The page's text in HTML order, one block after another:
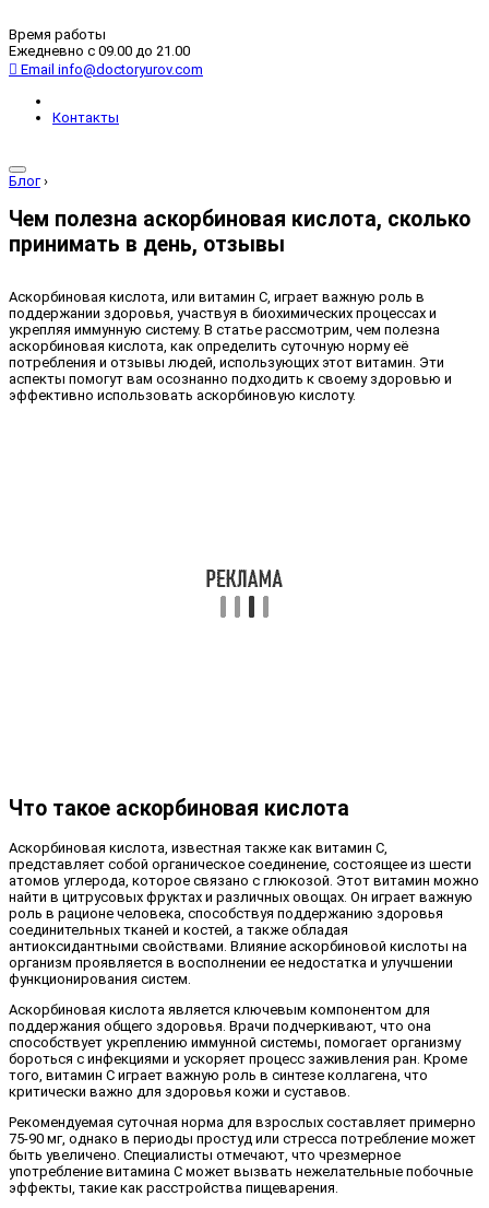
Время работы
Ежедневно с 09.00 до 21.00
Email info@doctoryurov.com
Контакты
Блог ›
Чем полезна аскорбиновая кислота, сколько
принимать в день, отзывы
Аскорбиновая кислота, или витамин C, играет важную роль в
поддержании здоровья, участвуя в биохимических процессах и
укрепляя иммунную систему. В статье рассмотрим, чем полезна
аскорбиновая кислота, как определить суточную норму её
потребления и отзывы людей, использующих этот витамин. Эти
аспекты помогут вам осознанно подходить к своему здоровью и
эффективно использовать аскорбиновую кислоту.
Что такое аскорбиновая кислота
Аскорбиновая кислота, известная также как витамин C,
представляет собой органическое соединение, состоящее из шести
атомов углерода, которое связано с глюкозой. Этот витамин можно
найти в цитрусовых фруктах и различных овощах. Он играет важную
роль в рационе человека, способствуя поддержанию здоровья
соединительных тканей и костей, а также обладая
антиоксидантными свойствами. Влияние аскорбиновой кислоты на
организм проявляется в восполнении ее недостатка и улучшении
функционирования систем.
Аскорбиновая кислота является ключевым компонентом для
поддержания общего здоровья. Врачи подчеркивают, что она
способствует укреплению иммунной системы, помогает организму
бороться с инфекциями и ускоряет процесс заживления ран. Кроме
того, витамин C играет важную роль в синтезе коллагена, что
критически важно для здоровья кожи и суставов.
Рекомендуемая суточная норма для взрослых составляет примерно
75-90 мг, однако в периоды простуд или стресса потребление может
быть увеличено. Специалисты отмечают, что чрезмерное
употребление витамина C может вызвать нежелательные побочные
эффекты, такие как расстройства пищеварения.